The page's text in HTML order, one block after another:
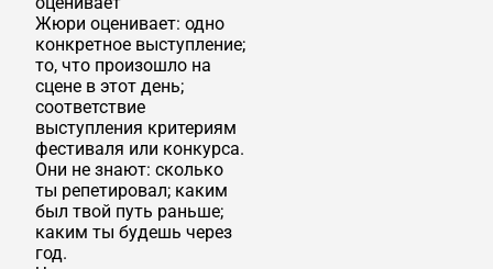
Жюри оценивает: одно
конкретное выступление;
то, что произошло на
сцене в этот день;
соответствие
выступления критериям
фестиваля или конкурса.
Они не знают: сколько
ты репетировал; каким
был твой путь раньше;
каким ты будешь через
год.